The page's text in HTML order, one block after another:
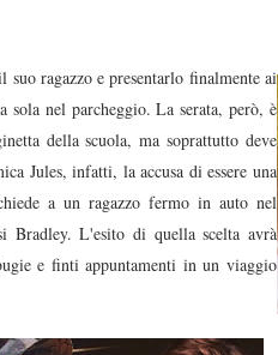
ragazzo e presentarlo finalmente ai
nel parcheggio. La serata, però, è
della scuola, ma soprattutto deve
Jules, infatti, la accusa di essere una
a un ragazzo fermo in auto nel
Bradley. L'esito di quella scelta avrà
e finti appuntamenti in un viaggio